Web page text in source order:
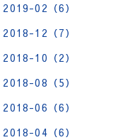
2019-02（6）
2018-12（7）
2018-10（2）
2018-08（5）
2018-06（6）
2018-04（6）